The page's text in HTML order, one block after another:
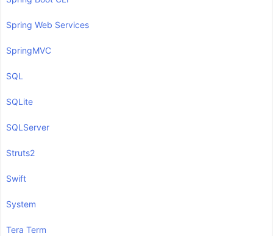
Spring Web Services
SpringMVC
SQL
SQLite
SQLServer
Struts2
Swift
System
Tera Term